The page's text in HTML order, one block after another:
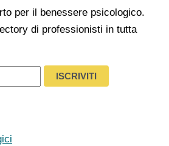
per il benessere psicologico.
di professionisti in tutta
ISCRIVITI